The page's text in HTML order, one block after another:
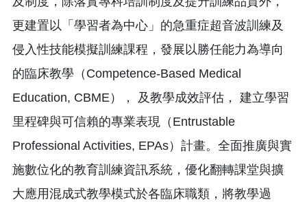
更建置以「學習者為中心」的急重症超音波訓練及
侵入性技能模擬訓練課程，發展以勝任能力為導向
的臨床教學（Competence-Based Medical
Education, CBME）， 及教學成效評估， 建立學習
里程碑與可信賴的專業表現（Entrustable
Professional Activities, EPAs）計畫。全面推廣與實
施數位化的教育訓練資訊系統，優化翻轉課堂與擴
大應用混成式教學模式於各臨床職類，將教學過